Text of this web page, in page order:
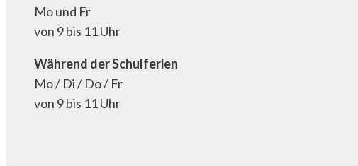
Mo und Fr
von 9 bis 11 Uhr
Während der Schulferien
Mo / Di / Do / Fr
von 9 bis 11 Uhr